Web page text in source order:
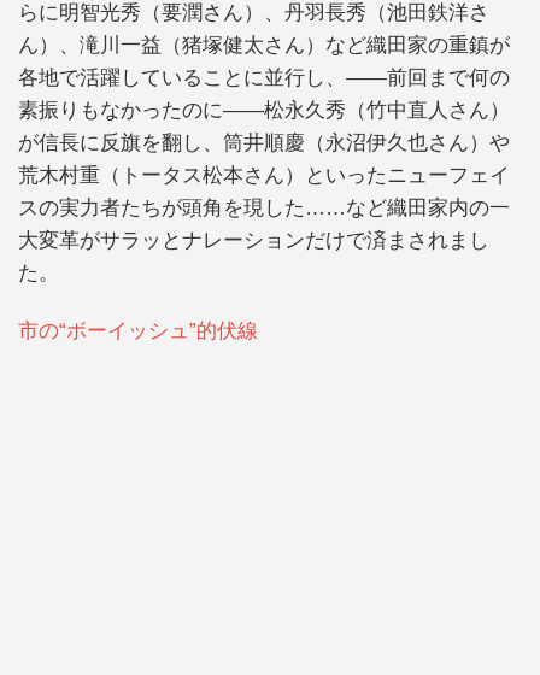
らに明智光秀（要潤さん）、丹羽長秀（池田鉄洋さ
ん）、滝川一益（猪塚健太さん）など織田家の重鎮が
各地で活躍していることに並行し、――前回まで何の
素振りもなかったのに――松永久秀（竹中直人さん）
が信長に反旗を翻し、筒井順慶（永沼伊久也さん）や
荒木村重（トータス松本さん）といったニューフェイ
スの実力者たちが頭角を現した……など織田家内の一
大変革がサラッとナレーションだけで済まされまし
た。
市の“ボーイッシュ”的伏線